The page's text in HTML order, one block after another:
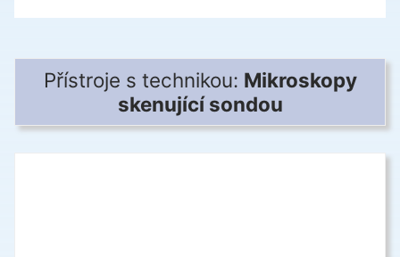
Přístroje s technikou: Mikroskopy
skenující sondou